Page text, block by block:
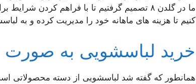
ما در گلدن ۸ تصمیم گرفتیم تا با فراهم
کنیم تا هزینه های ماهانه خود را مدیریت کرده و به
خرید لباسشویی به
همانطور که گفته شد لباسشویی از دسته محصولاتی